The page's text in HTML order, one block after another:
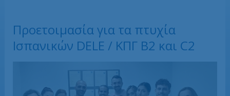
Προετοιμασία για τα πτυχία
Ισπανικών DELE / ΚΠΓ Β2 και C2